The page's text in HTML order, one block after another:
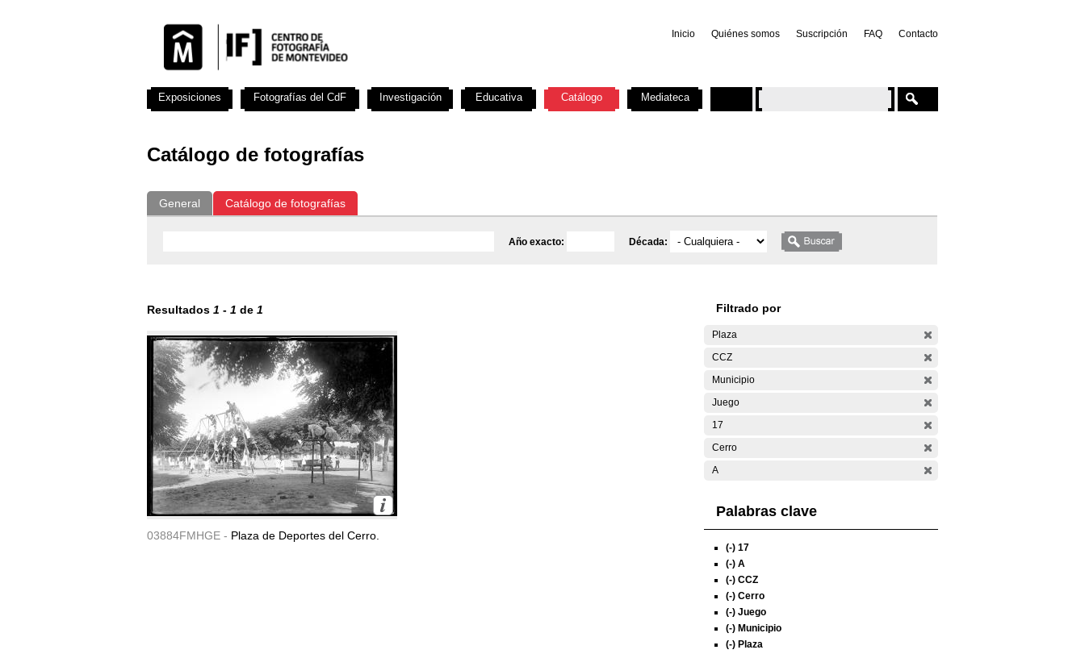
Inicio Quiénes somos Suscripción FAQ Contacto
Catálogo de fotografías
General Catálogo de fotografías
Año exacto: Década:
Resultados 1 - 1 de 1
03884FMHGE - Plaza de Deportes del Cerro.
Filtrado por
Plaza
CCZ
Municipio
Juego
17
Cerro
A
Palabras clave
(-) 17
(-) A
(-) CCZ
(-) Cerro
(-) Juego
(-) Municipio
(-) Plaza
Exposiciones Fotografías del CdF Investigación Educativa Catálogo Mediateca